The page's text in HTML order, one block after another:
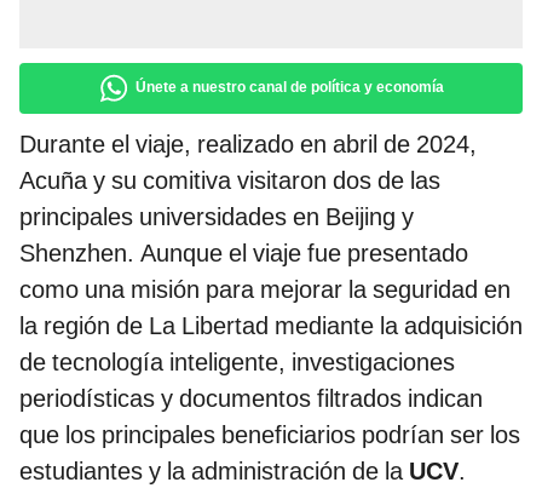
Únete a nuestro canal de política y economía
Durante el viaje, realizado en abril de 2024,
Acuña y su comitiva visitaron dos de las
principales universidades en Beijing y
Shenzhen. Aunque el viaje fue presentado
como una misión para mejorar la seguridad en
la región de La Libertad mediante la adquisición
de tecnología inteligente, investigaciones
periodísticas y documentos filtrados indican
que los principales beneficiarios podrían ser los
estudiantes y la administración de la UCV.